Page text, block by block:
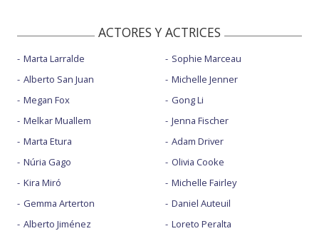
ACTORES Y ACTRICES
Marta Larralde
Alberto San Juan
Megan Fox
Melkar Muallem
Marta Etura
Núria Gago
Kira Miró
Gemma Arterton
Alberto Jiménez
Sophie Marceau
Michelle Jenner
Gong Li
Jenna Fischer
Adam Driver
Olivia Cooke
Michelle Fairley
Daniel Auteuil
Loreto Peralta